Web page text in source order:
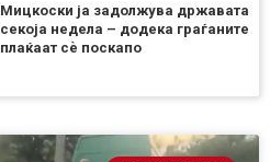
Мицкоски ја задолжува државата
секоја недела – додека граѓаните
плаќаат сѐ поскапо